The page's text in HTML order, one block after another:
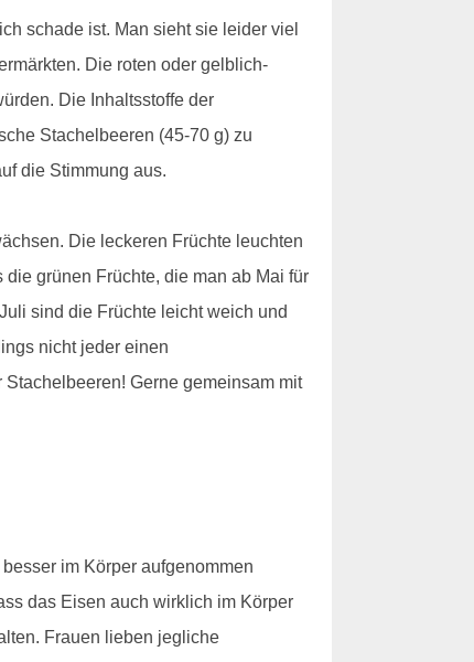
schade ist. Man sieht sie leider viel
Die roten oder gelblich-
Die Inhaltsstoffe der
Stachelbeeren (45-70 g) zu
die Stimmung aus.
Die leckeren Früchte leuchten
grünen Früchte, die man ab Mai für
sind die Früchte leicht weich und
nicht jeder einen
Gerne gemeinsam mit
im Körper aufgenommen
das Eisen auch wirklich im Körper
Frauen lieben jegliche